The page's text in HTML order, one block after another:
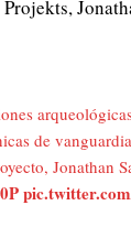
de
Jonathan